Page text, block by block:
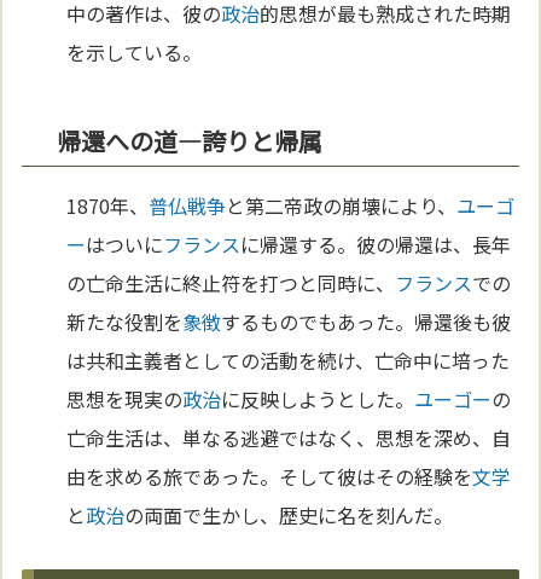
中の著作は、彼の政治的思想が最も熟成された時期
を示している。
帰還への道—誇りと帰属
1870年、 普仏戦争と第二帝政の崩壊により、 ユーゴ
ーはついにフランスに帰還する。彼の帰還は、長年
の亡命生活に終止符を打つと同時に、 フランスでの
新たな役割を象徴するものでもあった。帰還後も彼
は共和主義者としての活動を続け、亡命中に培った
思想を現実の政治に反映しようとした。 ユーゴーの
亡命生活は、単なる逃避ではなく、思想を深め、自
由を求める旅であった。そして彼はその経験を文学
と政治の両面で生かし、歴史に名を刻んだ。